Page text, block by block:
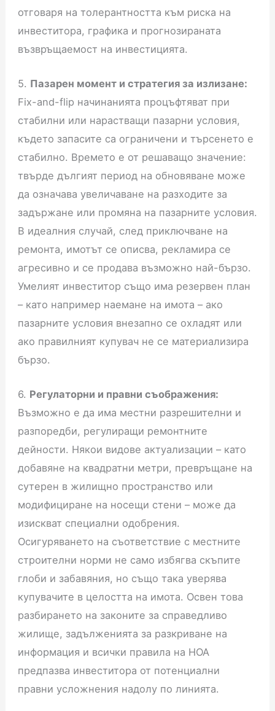
отговаря на толерантността към риска на
инвеститора, графика и прогнозираната
възвръщаемост на инвестицията.
5. Пазарен момент и стратегия за излизане:
Fix-and-flip начинанията процъфтяват при
стабилни или нарастващи пазарни условия,
където запасите са ограничени и търсенето е
стабилно. Времето е от решаващо значение:
твърде дългият период на обновяване може
да означава увеличаване на разходите за
задържане или промяна на пазарните условия.
В идеалния случай, след приключване на
ремонта, имотът се описва, рекламира се
агресивно и се продава възможно най-бързо.
Умелият инвеститор също има резервен план
– като например наемане на имота – ако
пазарните условия внезапно се охладят или
ако правилният купувач не се материализира
бързо.
6. Регулаторни и правни съображения:
Възможно е да има местни разрешителни и
разпоредби, регулиращи ремонтните
дейности. Някои видове актуализации – като
добавяне на квадратни метри, превръщане на
сутерен в жилищно пространство или
модифициране на носещи стени – може да
изискват специални одобрения.
Осигуряването на съответствие с местните
строителни норми не само избягва скъпите
глоби и забавяния, но също така уверява
купувачите в целостта на имота. Освен това
разбирането на законите за справедливо
жилище, задълженията за разкриване на
информация и всички правила на HOA
предпазва инвеститора от потенциални
правни усложнения надолу по линията.